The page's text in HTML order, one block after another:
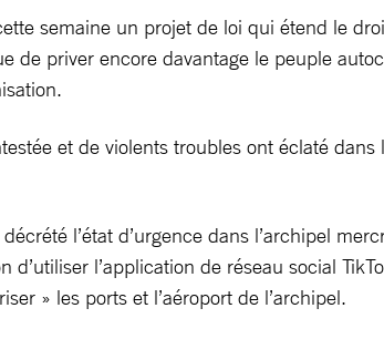
semaine un projet de loi qui étend le
de priver encore davantage le peuple
et de violents troubles ont éclaté
l’état d’urgence dans l’archipel
d’utiliser l’application de réseau social
» les ports et l’aéroport de l’archipel.